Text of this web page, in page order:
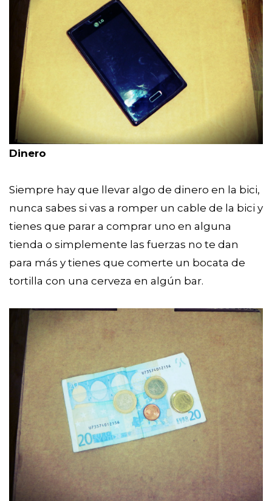
Dinero
Siempre hay que llevar algo de dinero en la bici,
nunca sabes si vas a romper un cable de la bici y
tienes que parar a comprar uno en alguna
tienda o simplemente las fuerzas no te dan
para más y tienes que comerte un bocata de
tortilla con una cerveza en algún bar.